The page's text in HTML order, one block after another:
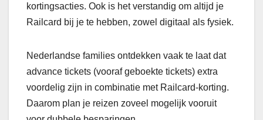
kortingsacties. Ook is het verstandig om altijd je
Railcard bij je te hebben, zowel digitaal als fysiek.
Nederlandse families ontdekken vaak te laat dat
advance tickets (vooraf geboekte tickets) extra
voordelig zijn in combinatie met Railcard-korting.
Daarom plan je reizen zoveel mogelijk vooruit